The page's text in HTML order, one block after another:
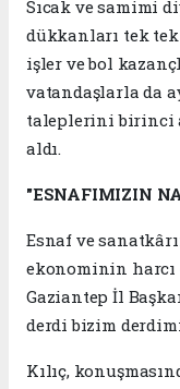
Sıcak ve samimi
dükkanları tek tek
işler ve bol
vatandaşlarla da
taleplerini birinci
aldı.
"ESNAFIMIZIN
Esnaf ve
ekonominin
Gaziantep İl
derdi bizim
Kılıç,